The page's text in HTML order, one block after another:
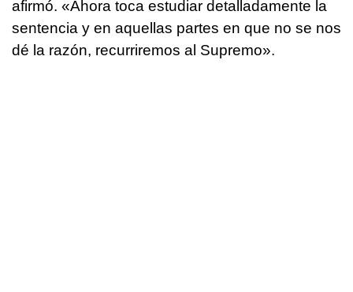
afirmó. «Ahora toca estudiar detalladamente la
sentencia y en aquellas partes en que no se nos
dé la razón, recurriremos al Supremo».